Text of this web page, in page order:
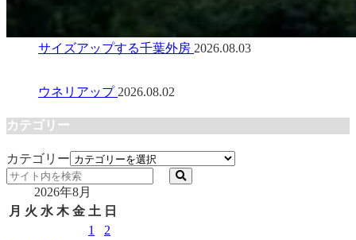
サイズアップする千葉外房 2026.08.03
ウネリアップ 2026.08.02
カテゴリー
カテゴリー
2026年8月
月 火 水 木 金 土 日
1
2